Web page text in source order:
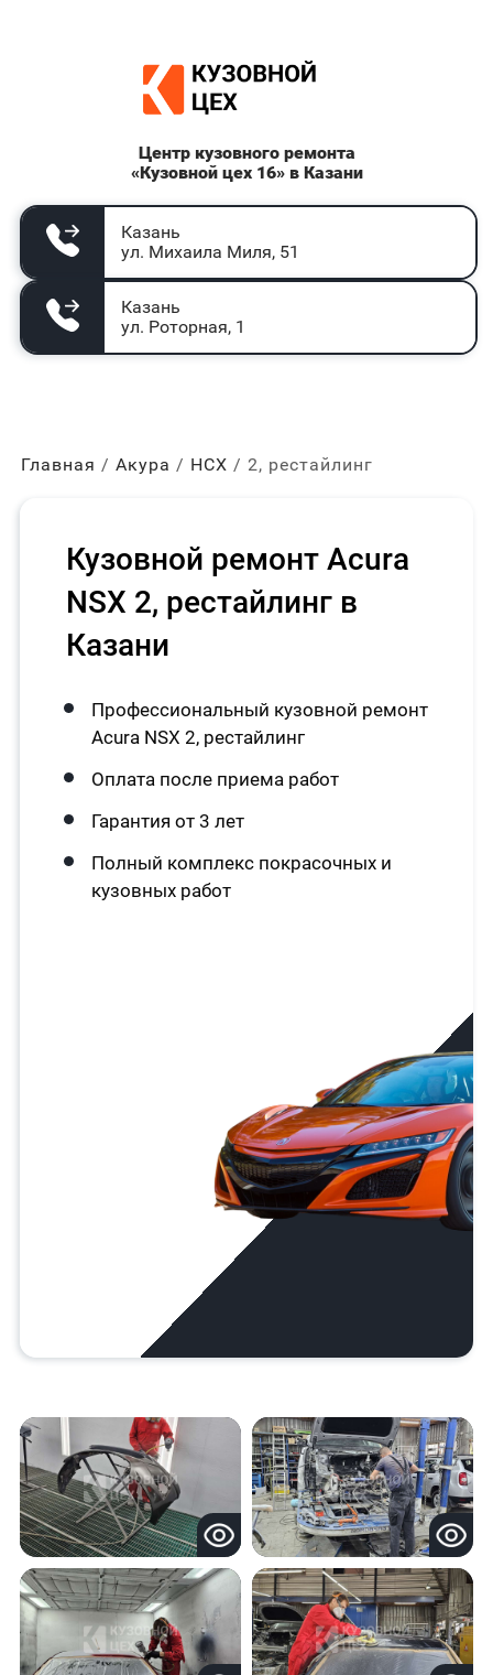
Центр кузовного ремонта
«Кузовной цех 16» в Казани
Казань
ул. Михаила Миля, 51
Казань
ул. Роторная, 1
Главная Акура НСХ 2, рестайлинг
Кузовной ремонт Acura
NSX 2, рестайлинг в
Казани
Профессиональный кузовной ремонт
Acura NSX 2, рестайлинг
Оплата после приема работ
Гарантия от 3 лет
Полный комплекс покрасочных и
кузовных работ